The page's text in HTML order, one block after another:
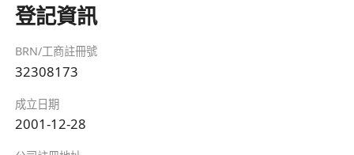
登記資訊
BRN/工商註冊號
32308173
成立日期
2001-12-28